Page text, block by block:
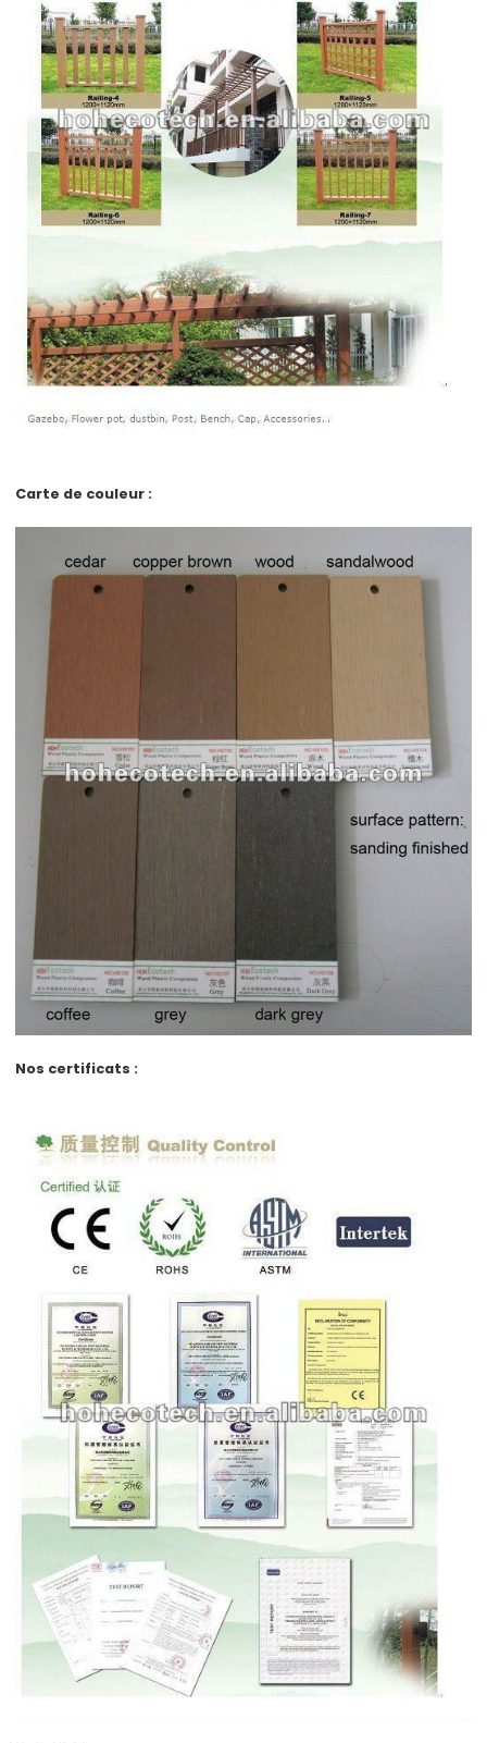
Carte de couleur :
Nos certificats :